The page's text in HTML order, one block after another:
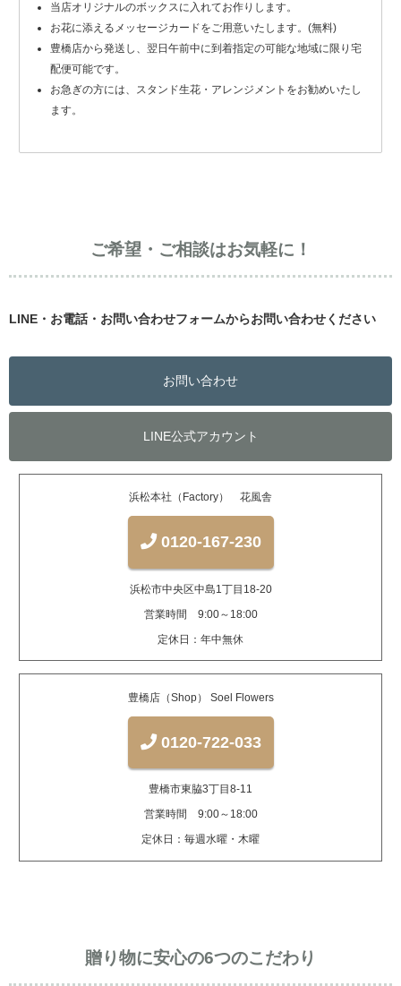
当店オリジナルのボックスに入れてお作りします。
お花に添えるメッセージカードをご用意いたします。(無料)
豊橋店から発送し、翌日午前中に到着指定の可能な地域に限り宅
配便可能です。
お急ぎの方には、スタンド生花・アレンジメントをお勧めいたし
ます。
ご希望・ご相談はお気軽に！
LINE・お電話・お問い合わせフォームからお問い合わせください
お問い合わせ
LINE公式アカウント
浜松本社（Factory） 花風舎
0120-167-230
浜松市中央区中島1丁目18-20
営業時間 9:00～18:00
定休日：年中無休
豊橋店（Shop） Soel Flowers
0120-722-033
豊橋市東脇3丁目8-11
営業時間 9:00～18:00
定休日：毎週水曜・木曜
贈り物に安心の6つのこだわり